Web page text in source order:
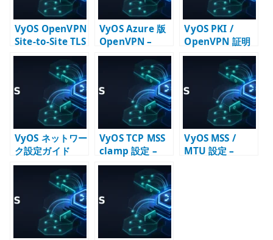
VyOS OpenVPN
Site-to-Site TLS
設定 – MTU /
MSS / ルーティ
ングを合わせて
考える
VyOS Azure 版
OpenVPN –
Marketplace イ
メージでリモー
トアクセス VPN
を構成する
VyOS PKI /
OpenVPN 証明
書設計 – CA と証
明書の責務を分
VyOS ネットワー
ク設定ガイド
VyOS TCP MSS
clamp 設定 –
PPPoE / VPN 経
路で詰まりを防
VyOS MSS /
MTU 設定 –